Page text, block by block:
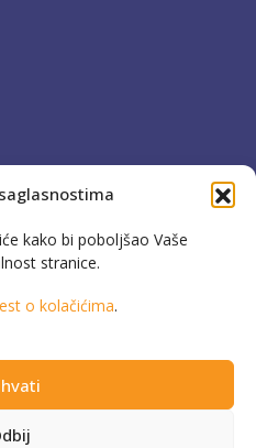
kako bi poboljšao Vaše
stranice.
o kolačićima.
The contents are the sole